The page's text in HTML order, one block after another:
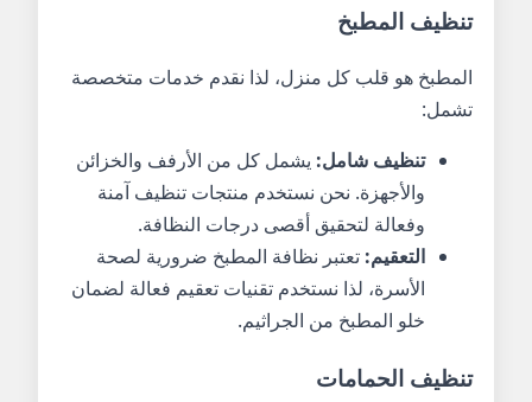
تنظيف المطبخ
المطبخ هو قلب كل منزل، لذا نقدم خدمات متخصصة
تشمل:
تنظيف شامل: يشمل كل من الأرفف والخزائن
والأجهزة. نحن نستخدم منتجات تنظيف آمنة
وفعالة لتحقيق أقصى درجات النظافة.
التعقيم: تعتبر نظافة المطبخ ضرورية لصحة
الأسرة، لذا نستخدم تقنيات تعقيم فعالة لضمان
خلو المطبخ من الجراثيم.
تنظيف الحمامات